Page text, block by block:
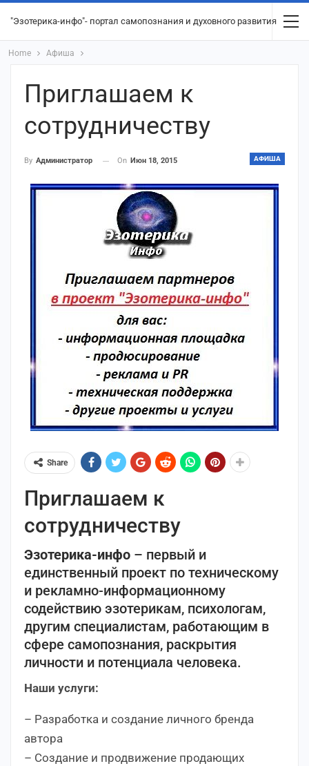
"Эзотерика-инфо"- портал самопознания и духовного развития
Home Афиша
Приглашаем к
сотрудничеству
АФИША
By Администратор On Июн 18, 2015
Share
Приглашаем к
сотрудничеству
Эзотерика-инфо – первый и
единственный проект по техническому
и рекламно-информационному
содействию эзотерикам, психологам,
другим специалистам, работающим в
сфере самопознания, раскрытия
личности и потенциала человека.
Наши услуги:
– Разработка и создание личного бренда
автора
– Создание и продвижение продающих